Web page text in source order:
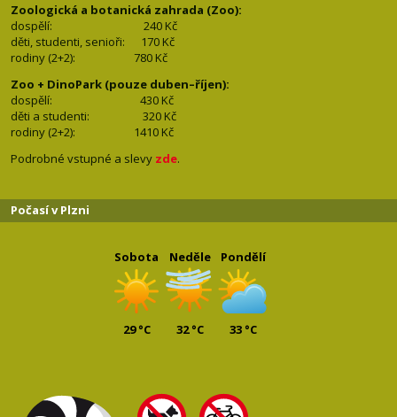
Zoologická a botanická zahrada (Zoo):
dospělí:
240 Kč
děti, studenti, senioři: 170 Kč
rodiny (2+2): 780 Kč
Zoo + DinoPark (pouze duben–říjen):
dospělí: 430 Kč
děti a studenti: 320 Kč
rodiny (2+2): 1410 Kč
Podrobné vstupné a slevy zde.
Počasí v Plzni
Sobota
29 °C
Neděle
32 °C
Pondělí
33 °C